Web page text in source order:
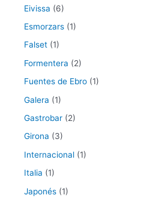
Eivissa (6)
Esmorzars (1)
Falset (1)
Formentera (2)
Fuentes de Ebro (1)
Galera (1)
Gastrobar (2)
Girona (3)
Internacional (1)
Italia (1)
Japonés (1)